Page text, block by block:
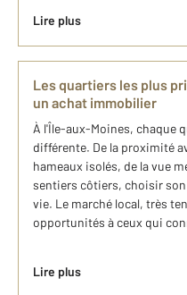
Lire plus
Les quartiers les plus
un achat immobilier
À l'Île-aux-Moines, chaque
différente. De la proximité
hameaux isolés, de la vue
sentiers côtiers, choisir
vie. Le marché local, très
opportunités à ceux qui
Lire plus